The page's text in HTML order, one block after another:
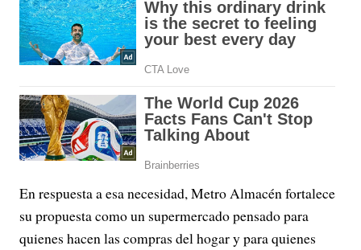
En respuesta a esa necesidad, Metro Almacén fortalece
su propuesta como un supermercado pensado para
quienes hacen las compras del hogar y para quienes